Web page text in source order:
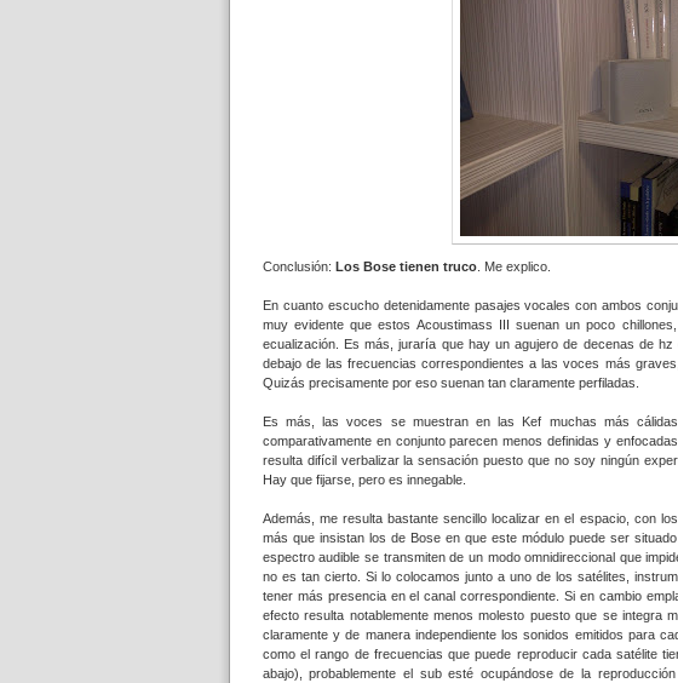
Conclusión: Los Bose tienen truco. Me explico.
En cuanto escucho detenidamente pasajes vocales con ambos
muy evidente que estos Acoustimass III suenan un poco
ecualización. Es más, juraría que hay un agujero de decenas de
debajo de las frecuencias correspondientes a las voces más
Quizás precisamente por eso suenan tan claramente perfiladas.
Es más, las voces se muestran en las Kef muchas más
comparativamente en conjunto parecen menos definidas y
resulta difícil verbalizar la sensación puesto que no soy ningún
Hay que fijarse, pero es innegable.
Además, me resulta bastante sencillo localizar en el espacio, con
más que insistan los de Bose en que este módulo puede ser
espectro audible se transmiten de un modo omnidireccional que
no es tan cierto. Si lo colocamos junto a uno de los satélites,
tener más presencia en el canal correspondiente. Si en cambio
efecto resulta notablemente menos molesto puesto que se integra
claramente y de manera independiente los sonidos emitidos para
como el rango de frecuencias que puede reproducir cada satélite
abajo), probablemente el sub esté ocupándose de la